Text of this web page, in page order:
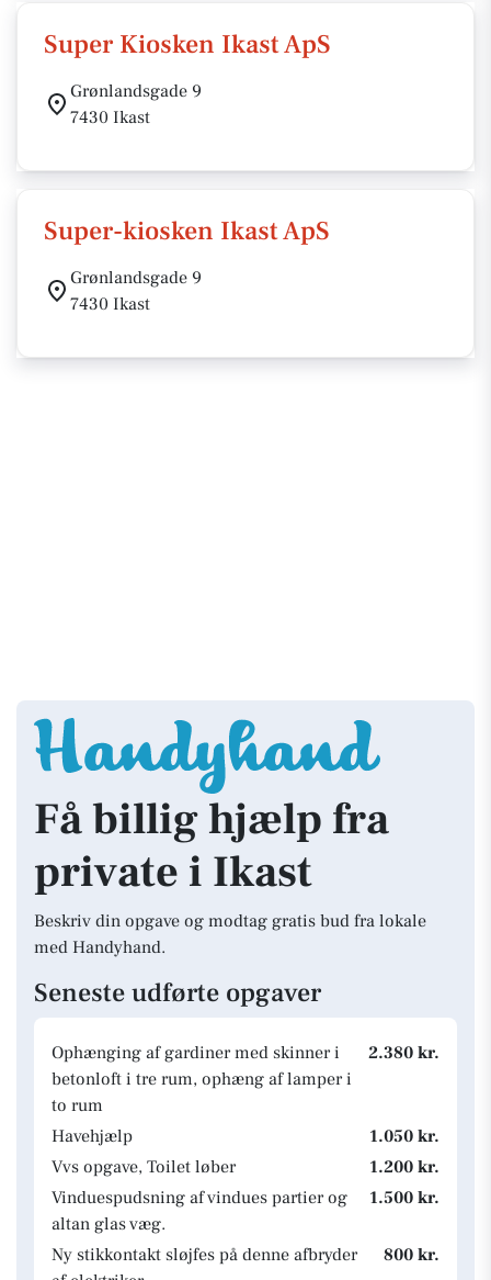
Super Kiosken Ikast ApS
Grønlandsgade 9
7430 Ikast
Super-kiosken Ikast ApS
Grønlandsgade 9
7430 Ikast
Få billig hjælp fra
private i Ikast
Beskriv din opgave og modtag gratis bud fra lokale
med Handyhand.
Seneste udførte opgaver
Ophænging af gardiner med skinner i
betonloft i tre rum, ophæng af lamper i
to rum
2.380 kr.
Havehjælp
1.050 kr.
Vvs opgave, Toilet løber
1.200 kr.
Vinduespudsning af vindues partier og
altan glas væg.
1.500 kr.
Ny stikkontakt sløjfes på denne afbryder
800 kr.